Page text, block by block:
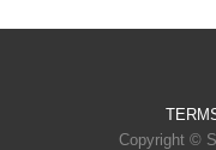
Copyright ©